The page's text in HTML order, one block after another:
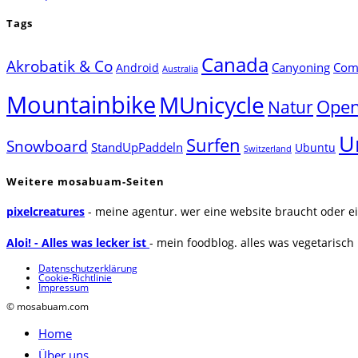
Tags
Akrobatik & Co Android Australia Canada Canyoning
MountainbikeMUnicycle Natur
Snowboard StandUpPaddeln Surfen Switzerland Ubuntu
Weitere mosabuam-Seiten
pixelcreatures - meine agentur. wer eine website braucht oder
Aloi! - Alles was lecker ist - mein foodblog. alles was
Datenschutzerklärung
Cookie-Richtlinie
Impressum
© mosabuam.com
Home
Über uns